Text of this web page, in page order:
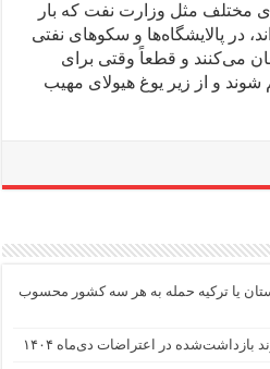
مختلف مثل وزارت نفت که بار
در پالایشگاه‌ها و سکوهای نفتی
۵۰ درجه جان می‌کنند و قطعاً وقتی برای
شوند و از زیر یوغ هیولای مهیب
یا ترکیه حمله به هر سه کشور محسوب